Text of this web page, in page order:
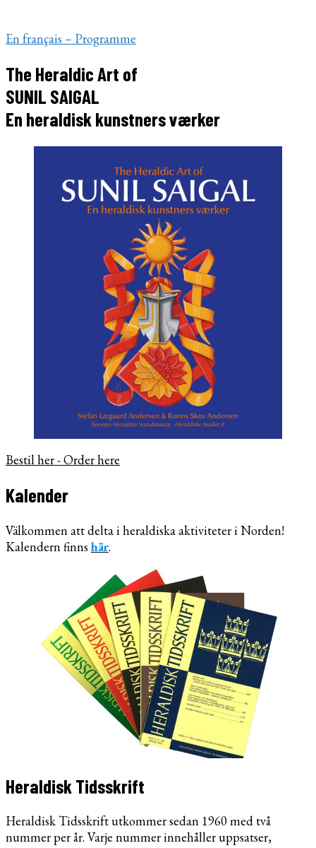
En français – Programme
The Heraldic Art of
SUNIL SAIGAL
En heraldisk kunstners værker
Bestil her - Order here
Kalender
Välkommen att delta i heraldiska aktiviteter i Norden!
Kalendern finns här.
Heraldisk Tidsskrift
Heraldisk Tidsskrift utkommer sedan 1960 med två
nummer per år. Varje nummer innehåller uppsatser,